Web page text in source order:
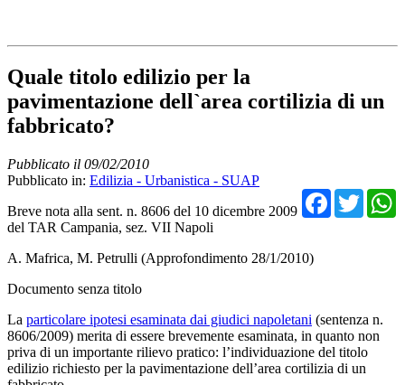
Quale titolo edilizio per la
pavimentazione dell`area cortilizia di un
fabbricato?
Pubblicato il 09/02/2010
Pubblicato in: Edilizia - Urbanistica - SUAP
Breve nota alla sent. n. 8606 del 10 dicembre 2009
del TAR Campania, sez. VII Napoli
A. Mafrica, M. Petrulli (Approfondimento 28/1/2010)
Documento senza titolo
La particolare ipotesi esaminata dai giudici napoletani (sentenza n.
8606/2009) merita di essere brevemente esaminata, in quanto non
priva di un importante rilievo pratico: l’individuazione del titolo
edilizio richiesto per la pavimentazione dell’area cortilizia di un